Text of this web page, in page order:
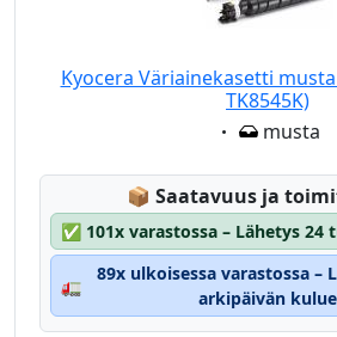
Kyocera Väriainekasetti
TK8545K)
Eigenschaft:
musta
📦 Lagerstatus:
Saatavuus ja
✅ 101x varastossa – Lähetys 24
🚛
89x ulkoisessa varastossa –
arkipäivän